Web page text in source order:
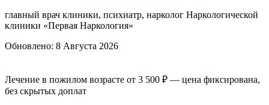
главный врач клиники, психиатр, нарколог Наркологической
клиники «Первая Наркология»
Обновлено: 8 Августа 2026
Лечение в пожилом возрасте от 3 500 ₽ — цена фиксирована,
без скрытых доплат